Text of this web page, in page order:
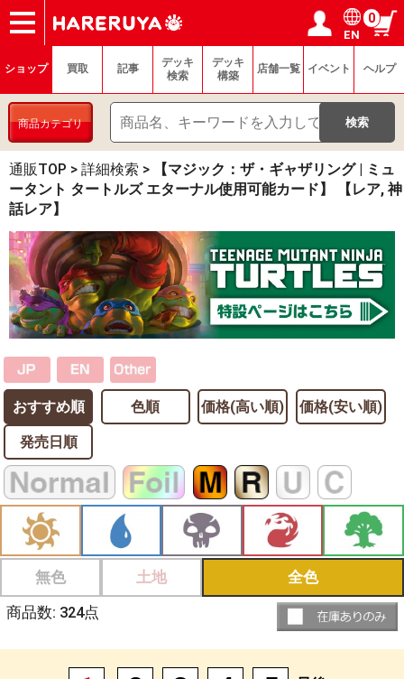
ショップ
買取
記事
デッキ検索
デッキ構築
選手一覧
店舗一覧
イベント
ヘルプ
お問い合わせ ログイン／会員登録
マイページ
EN
0
ショップ 買取 記事
デッキ
検索
デッキ
構築
店舗一覧 イベント ヘルプ
商品カテゴリ
通販TOP > 詳細検索 >
【マジック：ザ・ギャザリング | ミュ
ータント タートルズ エターナル使用可能カード】 【レア, 神
話レア】
おすすめ順 色順 価格(高い順) 価格(安い順)
発売日順
無色 土地 全色
商品数: 324点